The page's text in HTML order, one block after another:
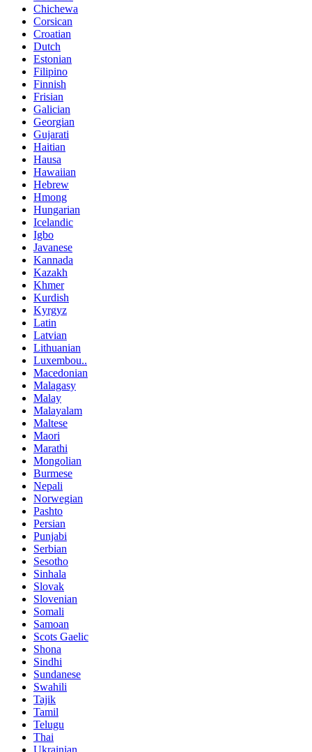
Chichewa
Corsican
Croatian
Dutch
Estonian
Filipino
Finnish
Frisian
Galician
Georgian
Gujarati
Haitian
Hausa
Hawaiian
Hebrew
Hmong
Hungarian
Icelandic
Igbo
Javanese
Kannada
Kazakh
Khmer
Kurdish
Kyrgyz
Latin
Latvian
Lithuanian
Luxembou..
Macedonian
Malagasy
Malay
Malayalam
Maltese
Maori
Marathi
Mongolian
Burmese
Nepali
Norwegian
Pashto
Persian
Punjabi
Serbian
Sesotho
Sinhala
Slovak
Slovenian
Somali
Samoan
Scots Gaelic
Shona
Sindhi
Sundanese
Swahili
Tajik
Tamil
Telugu
Thai